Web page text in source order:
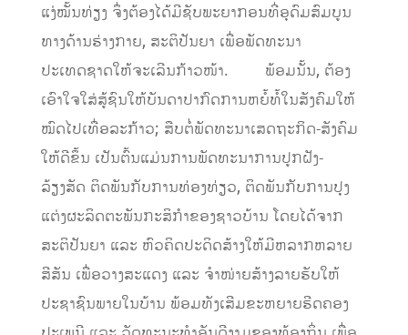
ແງ່ໝັ້ນທ່ຽງ ຈຶ່ງຕ້ອງໄດ້ມີຊັບພະຍາກອນທີ່ອຸດົມສົມບູນ
ທາງດ້ານຮ່າງກາຍ, ສະຕິປັນຍາ ເພື່ອພັດທະນາ
ປະເທດຊາດໃຫ້ຈະເລີນກ້າວໜ້າ. ພ້ອມນັ້ນ, ຕ້ອງ
ເອົາໃຈໃສ່ສູ້ຊົນໃຫ້ບັນດາປາກົດການຫຍໍ້ທໍ້ໃນສັງຄົມໃຫ້
ໝົດໄປເທື່ອລະກ້າວ; ສືບຕໍ່ພັດທະນາເສດຖະກິດ-ສັງຄົມ
ໃຫ້ດີຂຶ້ນ ເປັນຕົ້ນແມ່ນການພັດທະນາການປູກຝັງ-
ລ້ຽງສັດ ຕິດພັນກັບການທ່ອງທ່ຽວ, ຕິດພັນກັບການປຸງ
ແຕ່ງຜະລິດຕະພັນກະສິກຳຂອງຊາວບ້ານ ໂດຍໄດ້ຈາກ
ສະຕິປັນຍາ ແລະ ຫົວຄິດປະດິດສ້າງໃຫ້ມີຫລາກຫລາຍ
ສີສັນ ເພື່ອວາງສະແດງ ແລະ ຈຳໜ່າຍສ້າງລາຍຮັບໃຫ້
ປະຊາຊົນພາຍໃນບ້ານ ພ້ອມທັງເສີມຂະຫຍາຍຮີດຄອງ